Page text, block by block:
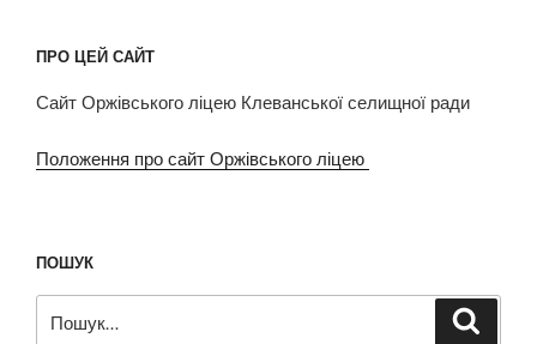
ПРО ЦЕЙ САЙТ
Сайт Оржівського ліцею Клеванської селищної ради
Положення про сайт Оржівського ліцею
ПОШУК
за